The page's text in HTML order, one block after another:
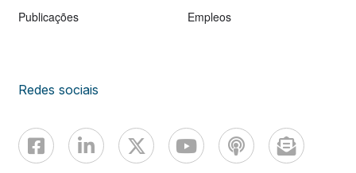
Publicações
Empleos
Redes sociais